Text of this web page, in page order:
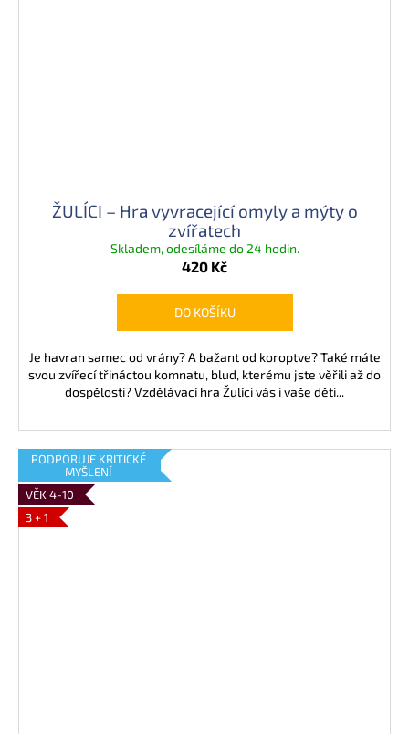
ŽULÍCI – Hra vyvracející omyly a mýty o
zvířatech
Skladem, odesíláme do 24 hodin.
420 Kč
DO KOŠÍKU
Je havran samec od vrány? A bažant od koroptve? Také máte
svou zvířecí třináctou komnatu, blud, kterému jste věřili až do
dospělosti? Vzdělávací hra Žulíci vás i vaše děti...
PODPORUJE KRITICKÉ
MYŠLENÍ
VĚK 4-10
3 + 1